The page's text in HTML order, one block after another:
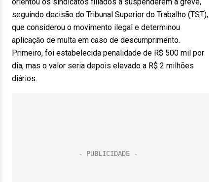
seguindo decisão do Tribunal Superior do Trabalho (TST),
que considerou o movimento ilegal e determinou
aplicação de multa em caso de descumprimento.
Primeiro, foi estabelecida penalidade de R$ 500 mil por
dia, mas o valor seria depois elevado a R$ 2 milhões
diários.